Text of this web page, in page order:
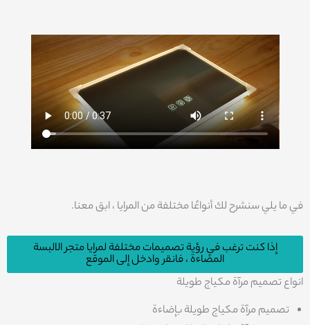
في ما يلي سنشرح لك أنواعًا مختلفة من المرايا ، ابق معنا.
إذا كنت ترغب في رؤية تصميمات مختلفة لمرايا متجر الالبسة
المضاءة ، فانقر وادخل إلى الموقع
انواع تصميم مرآة مكياج طويلة
تصميم مرآة مكياج طويلة بإضاءة